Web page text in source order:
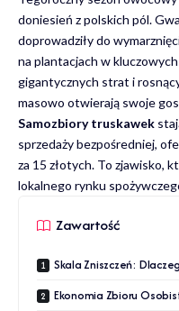
doniesień z polskich pól.
doprowadziły do
na plantacjach w
gigantycznych strat i
masowo otwierają swoje
Samozbiory truskawek
sprzedaży bezpośredniej,
za 15 złotych. To zjawisko,
lokalnego rynku
Zawartość
Skala Zniszczeń:
Ekonomia Zbioru